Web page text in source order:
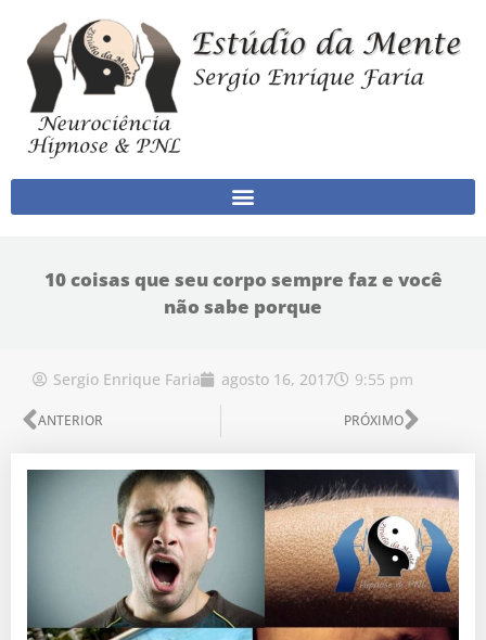
10 coisas que seu corpo sempre faz e você
não sabe porque
Sergio Enrique Faria agosto 16, 2017 9:55 pm
Anterior
ANTERIOR PRÓXIMO